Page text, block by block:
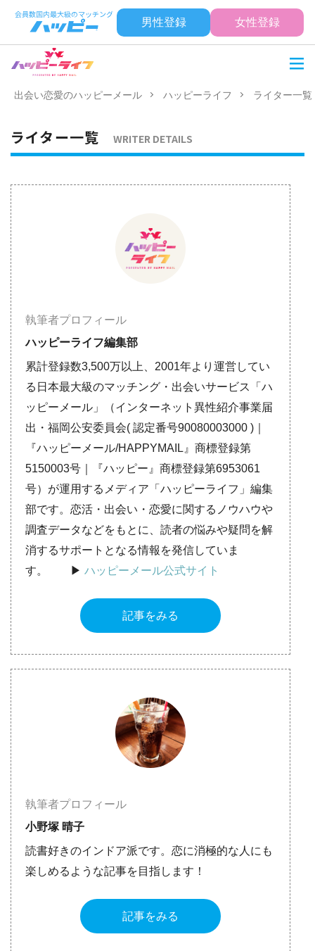
男性登録 女性登録
出会い恋愛のハッピーメール ハッピーライフ ライター一覧
ライター一覧 WRITER DETAILS
執筆者プロフィール
ハッピーライフ編集部
累計登録数3,500万以上、2001年より運営してい
る日本最大級のマッチング・出会いサービス「ハ
ッピーメール」（インターネット異性紹介事業届
出・福岡公安委員会( 認定番号90080003000 )｜
『ハッピーメール/HAPPYMAIL』商標登録第
5150003号｜『ハッピー』商標登録第6953061
号）が運用するメディア「ハッピーライフ」編集
部です。恋活・出会い・恋愛に関するノウハウや
調査データなどをもとに、読者の悩みや疑問を解
消するサポートとなる情報を発信していま
す。 ▶︎ ハッピーメール公式サイト
記事をみる
執筆者プロフィール
小野塚 晴子
読書好きのインドア派です。恋に消極的な人にも
楽しめるような記事を目指します！
記事をみる